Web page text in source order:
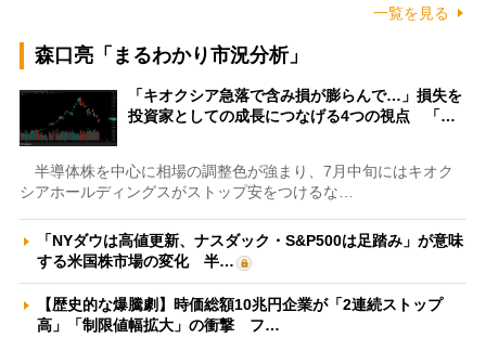
一覧を見る
森口亮「まるわかり市況分析」
「キオクシア急落で含み損が膨らんで…」損失を
投資家としての成長につなげる4つの視点 「…
半導体株を中心に相場の調整色が強まり、7月中旬にはキオク
シアホールディングスがストップ安をつけるな…
「NYダウは高値更新、ナスダック・S&P500は足踏み」が意味
する米国株市場の変化 半…
【歴史的な爆騰劇】時価総額10兆円企業が「2連続ストップ
高」「制限値幅拡大」の衝撃 フ…